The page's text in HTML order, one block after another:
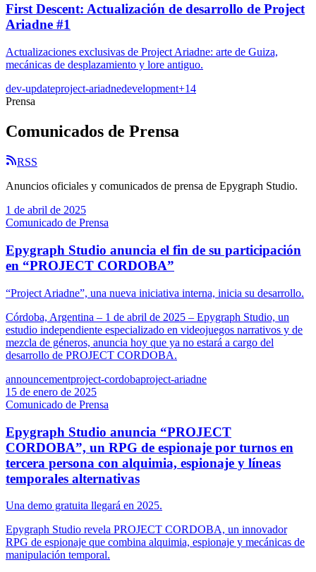
First Descent: Actualización de desarrollo de Project
Ariadne #1
Actualizaciones exclusivas de Project Ariadne: arte de Guiza,
mecánicas de desplazamiento y lore antiguo.
dev-updateproject-ariadnedevelopment+14
Prensa
Comunicados de Prensa
RSS
Anuncios oficiales y comunicados de prensa de Epygraph Studio.
1 de abril de 2025
Comunicado de Prensa
Epygraph Studio anuncia el fin de su participación
en “PROJECT CORDOBA”
“Project Ariadne”, una nueva iniciativa interna, inicia su desarrollo.
Córdoba, Argentina – 1 de abril de 2025 – Epygraph Studio, un
estudio independiente especializado en videojuegos narrativos y de
mezcla de géneros, anuncia hoy que ya no estará a cargo del
desarrollo de PROJECT CORDOBA.
announcementproject-cordobaproject-ariadne
15 de enero de 2025
Comunicado de Prensa
Epygraph Studio anuncia “PROJECT
CORDOBA”, un RPG de espionaje por turnos en
tercera persona con alquimia, espionaje y líneas
temporales alternativas
Una demo gratuita llegará en 2025.
Epygraph Studio revela PROJECT CORDOBA, un innovador
RPG de espionaje que combina alquimia, espionaje y mecánicas de
manipulación temporal.